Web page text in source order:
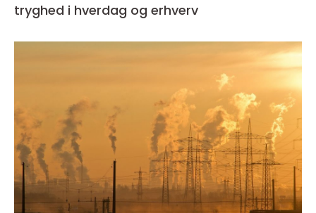
tryghed i hverdag og erhverv